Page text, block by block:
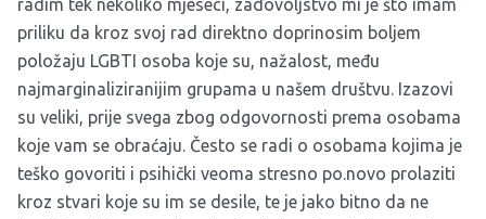
radim tek nekoliko mjeseci, zadovoljstvo mi je što imam
priliku da kroz svoj rad direktno doprinosim boljem
položaju LGBTI osoba koje su, nažalost, među
najmarginaliziranijim grupama u našem društvu. Izazovi
su veliki, prije svega zbog odgovornosti prema osobama
koje vam se obraćaju. Često se radi o osobama kojima je
teško govoriti i psihički veoma stresno po.novo prolaziti
kroz stvari koje su im se desile, te je jako bitno da ne